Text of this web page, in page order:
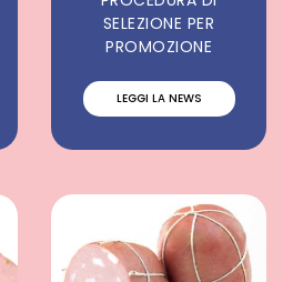
SELEZIONE PER
PROMOZIONE
LEGGI LA NEWS